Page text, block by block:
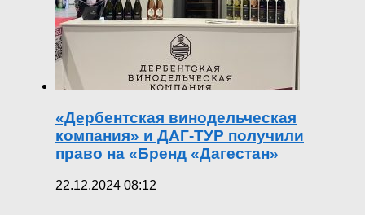
«Дербентская винодельческая
компания» и ДАГ-ТУР получили
право на «Бренд «Дагестан»
22.12.2024 08:12